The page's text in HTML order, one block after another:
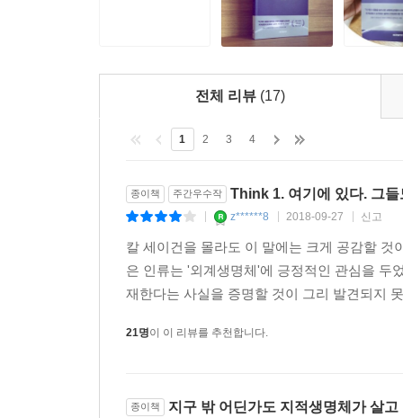
전체 리뷰 (17)
1 2 3 4
종이책 주간우수작 Think 1. 여기에 있다. 그들
z******8 2018-09-27 신고
칼 세이건을 몰라도 이 말에는 크게 공감할
은 인류는 '외계생명체'에 긍정적인 관심을 두
재한다는 사실을 증명할 것이 그리 발견되지
21명이 이 리뷰를 추천합니다.
종이책 지구 밖 어딘가도 지적생명체가 살고